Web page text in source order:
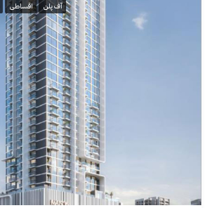
آف پلن اقساطی